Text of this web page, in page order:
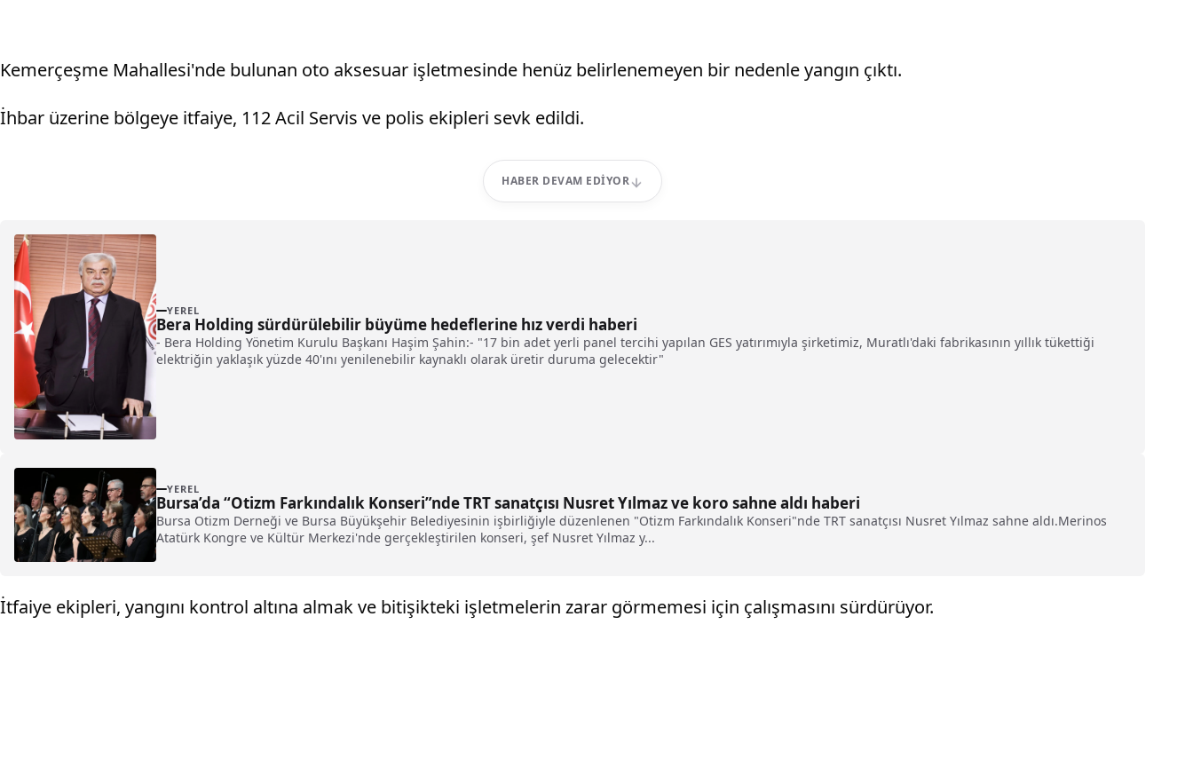
Kemerçeşme Mahallesi'nde bulunan oto aksesuar işletmesinde henüz belirlenemeyen bir nedenle yangın çıktı.
İhbar üzerine bölgeye itfaiye, 112 Acil Servis ve polis ekipleri sevk edildi.
HABER DEVAM EDIYOR
YEREL
Bera Holding sürdürülebilir büyüme hedeflerine hız verdi haberi
- Bera Holding Yönetim Kurulu Başkanı Haşim Şahin:- "17 bin adet yerli panel tercihi yapılan GES yatırımıyla şirketimiz, Muratlı'daki fabrikasının yıllık tükettiği
elektriğin yaklaşık yüzde 40'ını yenilenebilir kaynaklı olarak üretir duruma gelecektir"
YEREL
Bursa’da “Otizm Farkındalık Konseri”nde TRT sanatçısı Nusret Yılmaz ve koro sahne aldı haberi
Bursa Otizm Derneği ve Bursa Büyükşehir Belediyesinin işbirliğiyle düzenlenen "Otizm Farkındalık Konseri"nde TRT sanatçısı Nusret Yılmaz sahne aldı.Merinos
Atatürk Kongre ve Kültür Merkezi'nde gerçekleştirilen konseri, şef Nusret Yılmaz y...
İtfaiye ekipleri, yangını kontrol altına almak ve bitişikteki işletmelerin zarar görmemesi için çalışmasını sürdürüyor.